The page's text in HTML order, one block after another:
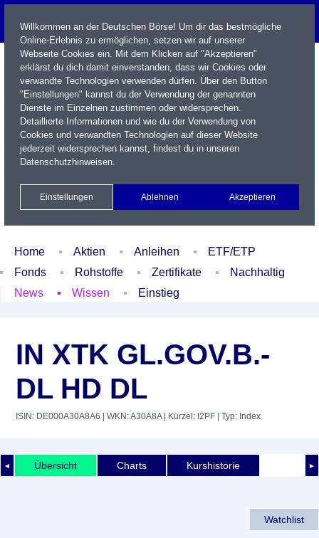
Name / WKN / ISIN / Kürzel
Xetra Realtime
Watchlist Portfolio Login
Home Aktien Anleihen
ETF/ETP
Fonds
Rohstoffe Zertifikate
Nachhaltig
News
Wissen Einstieg
IN XTK GL.GOV.B.-
DL HD DL
ISIN: DE000A30A8A6 | WKN: A30A8A| Kürzel: I2PF | Typ: Index
◄ ►
Übersicht Charts Kurshistorie
Watchlist
Willkommen an der Deutschen Börse! Um dir das bestmögliche
Online-Erlebnis zu ermöglichen, setzen wir auf unserer
Webseite Cookies ein. Mit dem Klicken auf "Akzeptieren"
erklärst du dich damit einverstanden, dass wir Cookies oder
verwandte Technologien verwenden dürfen. Über den Button
"Einstellungen" kannst du der Verwendung der genannten
Dienste im Einzelnen zustimmen oder widersprechen.
Detaillierte Informationen und wie du der Verwendung von
Cookies und verwandten Technologien auf dieser Website
jederzeit widersprechen kannst, findest du in unseren
Datenschutzhinweisen.
Einstellungen Ablehnen Akzeptieren